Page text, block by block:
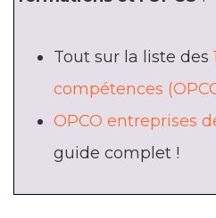
Tout sur la liste des
compétences
OPCO entreprises
guide complet !